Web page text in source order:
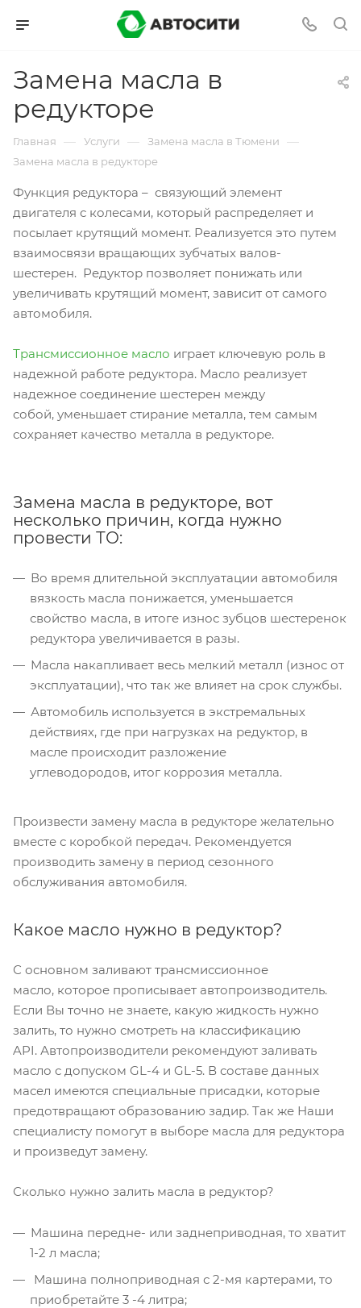
Замена масла в
редукторе
Главная — Услуги — Замена масла в Тюмени —
Замена масла в редукторе
Функция редуктора – связующий элемент
двигателя с колесами, который распределяет и
посылает крутящий момент. Реализуется это путем
взаимосвязи вращающих зубчатых валов-
шестерен. Редуктор позволяет понижать или
увеличивать крутящий момент, зависит от самого
автомобиля.
Трансмиссионное масло играет ключевую роль в
надежной работе редуктора. Масло реализует
надежное соединение шестерен между
собой, уменьшает стирание металла, тем самым
сохраняет качество металла в редукторе.
Замена масла в редукторе, вот
несколько причин, когда нужно
провести ТО:
Во время длительной эксплуатации автомобиля
вязкость масла понижается, уменьшается
свойство масла, в итоге износ зубцов шестеренок
редуктора увеличивается в разы.
Масла накапливает весь мелкий металл (износ от
эксплуатации), что так же влияет на срок службы.
Автомобиль используется в экстремальных
действиях, где при нагрузках на редуктор, в
масле происходит разложение
углеводородов, итог коррозия металла.
Произвести замену масла в редукторе желательно
вместе с коробкой передач. Рекомендуется
производить замену в период сезонного
обслуживания автомобиля.
Какое масло нужно в редуктор?
С основном заливают трансмиссионное
масло, которое прописывает автопроизводитель.
Если Вы точно не знаете, какую жидкость нужно
залить, то нужно смотреть на классификацию
API. Автопроизводители рекомендуют заливать
масло с допуском GL-4 и GL-5. В составе данных
масел имеются специальные присадки, которые
предотвращают образованию задир. Так же Наши
специалисту помогут в выборе масла для редуктора
и произведут замену.
Сколько нужно залить масла в редуктор?
Машина передне- или заднеприводная, то хватит
1-2 л масла;
Машина полноприводная с 2-мя картерами, то
приобретайте 3 -4 литра;